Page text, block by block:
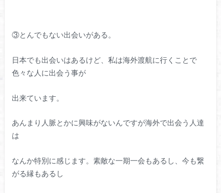
③とんでもない出会いがある。
日本でも出会いはあるけど、私は海外渡航に行くことで
色々な人に出会う事が
出来ています。
あんまり人脈とかに興味がないんですが海外で出会う人達
は
なんか特別に感じます。素敵な一期一会もあるし、今も繋
がる縁もあるし